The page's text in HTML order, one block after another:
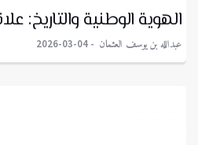
الهوية الوطنية والتاريخ:
عبدالله بن يوسف العثمان 2026-03-04